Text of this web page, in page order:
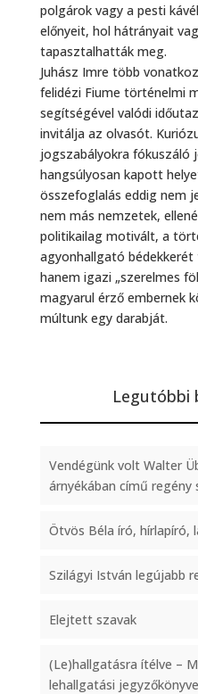
polgárok vagy a pesti
előnyeit, hol hátrányait
tapasztalhatták meg.
Juhász Imre több
felidézi Fiume történelmi
segítségével valódi
invitálja az olvasót.
jogszabályokra
hangsúlyosan kapott
összefoglalás eddig nem
nem más nemzetek,
politikailag motivált, a
agyonhallgató
hanem igazi „szerelmes
magyarul érző embernek
múltunk egy darabját.
Legutóbbi
Vendégünk volt Walter
árnyékában című regény
Ötvös Béla író, hírlapíró,
Szilágyi István legújabb
Elejtett szavak
(Le)hallgatásra ítélve –
lehallgatási